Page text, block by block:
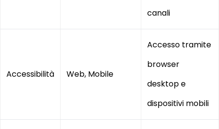
canali
Accessibilità Web, Mobile
Accesso tramite
browser
desktop e
dispositivi mobili